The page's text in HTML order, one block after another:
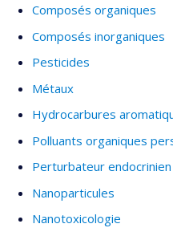
Composés organiques
Composés inorganiques
Pesticides
Métaux
Hydrocarbures
Polluants organiques
Perturbateur endocrinien
Nanoparticules
Nanotoxicologie